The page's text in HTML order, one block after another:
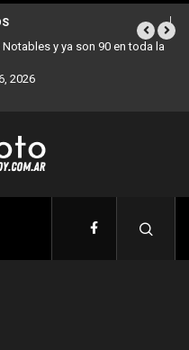
llegan esta semana a Villa
2026